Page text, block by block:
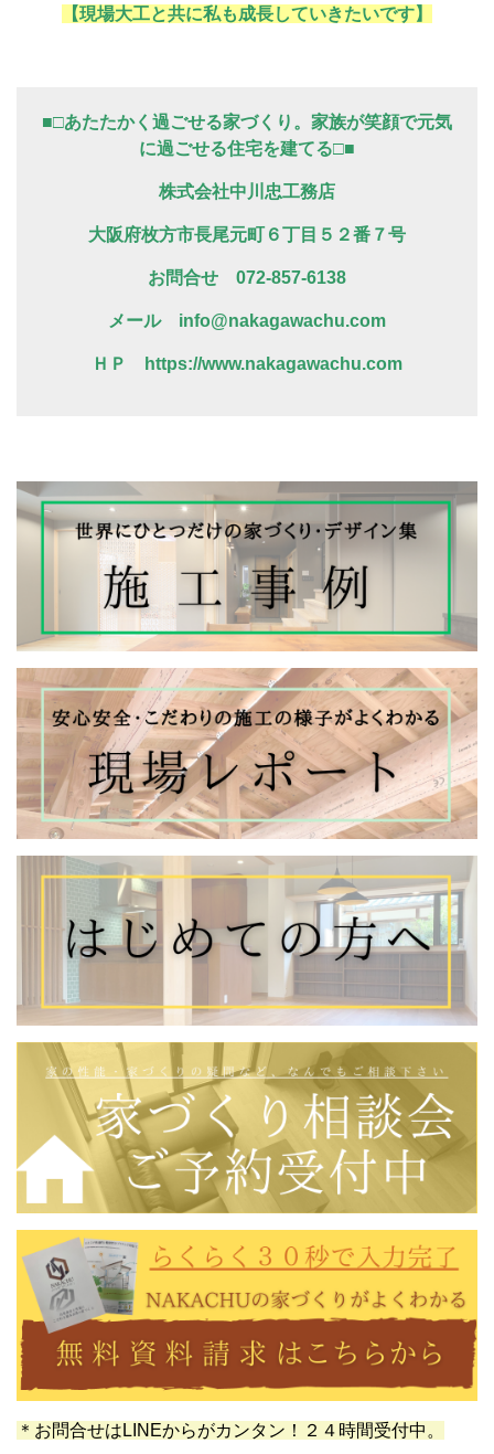
【現場大工と共に私も成長していきたいです】
■□あたたかく過ごせる家づくり。家族が笑顔で元気
に過ごせる住宅を建てる□■
株式会社中川忠工務店
大阪府枚方市長尾元町６丁目５２番７号
お問合せ 072-857-6138
メール info@nakagawachu.com
ＨＰ https://www.nakagawachu.com
＊お問合せはLINEからがカンタン！２４時間受付中。